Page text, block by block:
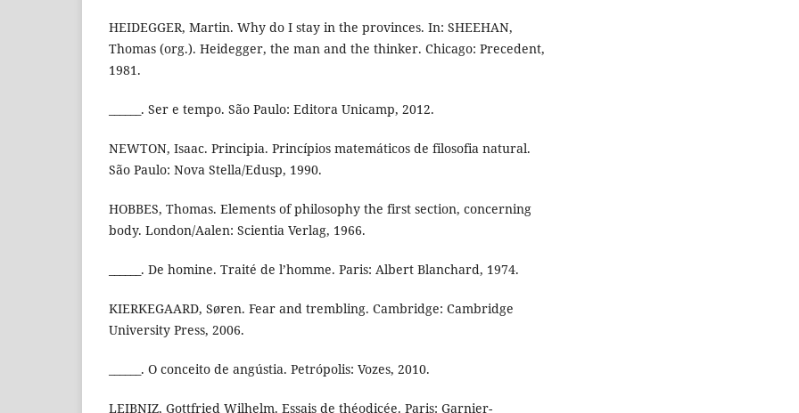
HEIDEGGER, Martin. Why do I stay in the provinces. In: SHEEHAN,
Thomas (org.). Heidegger, the man and the thinker. Chicago: Precedent,
1981.
______. Ser e tempo. São Paulo: Editora Unicamp, 2012.
NEWTON, Isaac. Principia. Princípios matemáticos de filosofia natural.
São Paulo: Nova Stella/Edusp, 1990.
HOBBES, Thomas. Elements of philosophy the first section, concerning
body. London/Aalen: Scientia Verlag, 1966.
______. De homine. Traité de l’homme. Paris: Albert Blanchard, 1974.
KIERKEGAARD, Søren. Fear and trembling. Cambridge: Cambridge
University Press, 2006.
______. O conceito de angústia. Petrópolis: Vozes, 2010.
LEIBNIZ, Gottfried Wilhelm. Essais de théodicée. Paris: Garnier-